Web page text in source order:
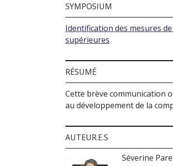
SYMPOSIUM
Identification des mesures
supérieures
RÉSUMÉ
Cette brève communication
au développement de la
AUTEUR.E.S
Séverine